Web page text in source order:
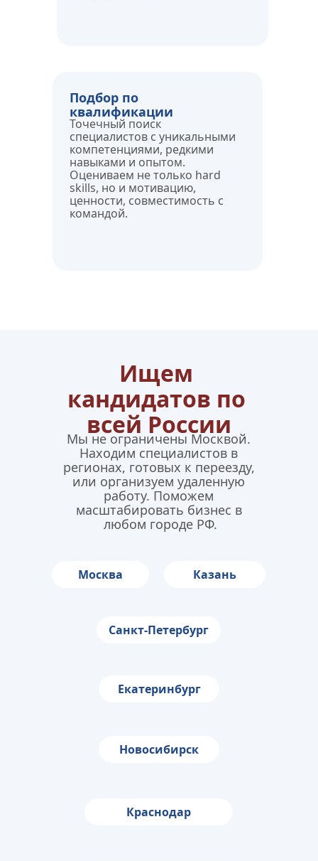
Подбор по
квалификации
Точечный поиск
специалистов с уникальными
компетенциями, редкими
навыками и опытом.
Оцениваем не только hard
skills, но и мотивацию,
ценности, совместимость с
командой.
Ищем
кандидатов по
всей России
Мы не ограничены Москвой.
Находим специалистов в
регионах, готовых к переезду,
или организуем удаленную
работу. Поможем
масштабировать бизнес в
любом городе РФ.
Москва
Санкт-Петербург
Екатеринбург
Новосибирск
Казань
Краснодар